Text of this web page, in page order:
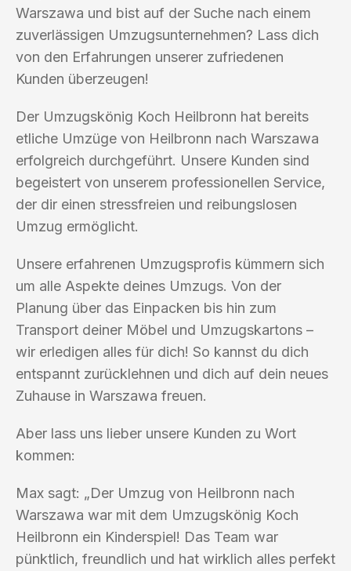
Warszawa und bist auf der Suche nach einem
zuverlässigen Umzugsunternehmen? Lass dich
von den Erfahrungen unserer zufriedenen
Kunden überzeugen!
Der Umzugskönig Koch Heilbronn hat bereits
etliche Umzüge von Heilbronn nach Warszawa
erfolgreich durchgeführt. Unsere Kunden sind
begeistert von unserem professionellen Service,
der dir einen stressfreien und reibungslosen
Umzug ermöglicht.
Unsere erfahrenen Umzugsprofis kümmern sich
um alle Aspekte deines Umzugs. Von der
Planung über das Einpacken bis hin zum
Transport deiner Möbel und Umzugskartons –
wir erledigen alles für dich! So kannst du dich
entspannt zurücklehnen und dich auf dein neues
Zuhause in Warszawa freuen.
Aber lass uns lieber unsere Kunden zu Wort
kommen:
Max sagt: „Der Umzug von Heilbronn nach
Warszawa war mit dem Umzugskönig Koch
Heilbronn ein Kinderspiel! Das Team war
pünktlich, freundlich und hat wirklich alles perfekt